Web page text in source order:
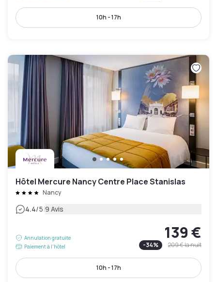
10h - 17h
Hôtel Mercure Nancy Centre Place Stanislas
Nancy
4.4/5|9 Avis
Annulation gratuite
Paiement à l'hôtel
139 €
-34% 209 €la nuit
10h - 17h